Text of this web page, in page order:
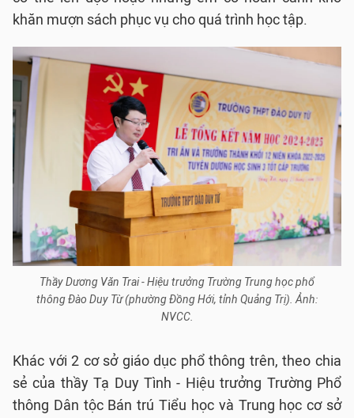
khăn mượn sách phục vụ cho quá trình học tập.
Thầy Dương Văn Trai - Hiệu trưởng Trường Trung học phổ
thông Đào Duy Từ (phường Đồng Hới, tỉnh Quảng Trị). Ảnh:
NVCC.
Khác với 2 cơ sở giáo dục phổ thông trên, theo chia
sẻ của thầy Tạ Duy Tình - Hiệu trưởng Trường Phổ
thông Dân tộc Bán trú Tiểu học và Trung học cơ sở